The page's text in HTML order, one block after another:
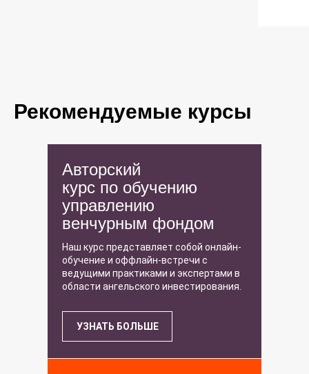
Рекомендуемые курсы
УЗНАТЬ БОЛЬШЕ
Наш курс представляет собой онлайн-
обучение и оффлайн-встречи с
ведущими практиками и экспертами в
области ангельского инвестирования.
Авторский
курс по обучению
управлению
венчурным фондом